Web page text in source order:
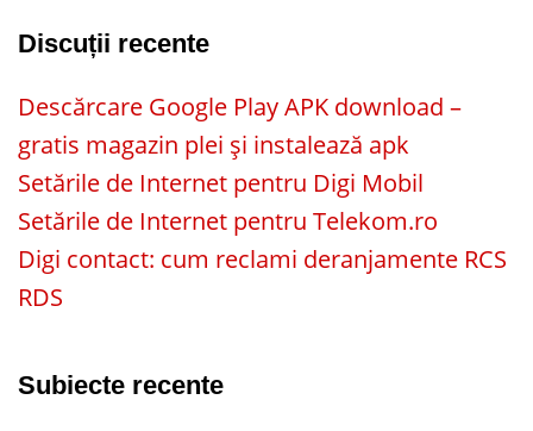
Discuții recente
Descărcare Google Play APK download –
gratis magazin plei și instalează apk
Setările de Internet pentru Digi Mobil
Setările de Internet pentru Telekom.ro
Digi contact: cum reclami deranjamente RCS
RDS
Subiecte recente